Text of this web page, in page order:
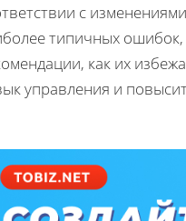
с
типичных ошибок,
как их
управления и